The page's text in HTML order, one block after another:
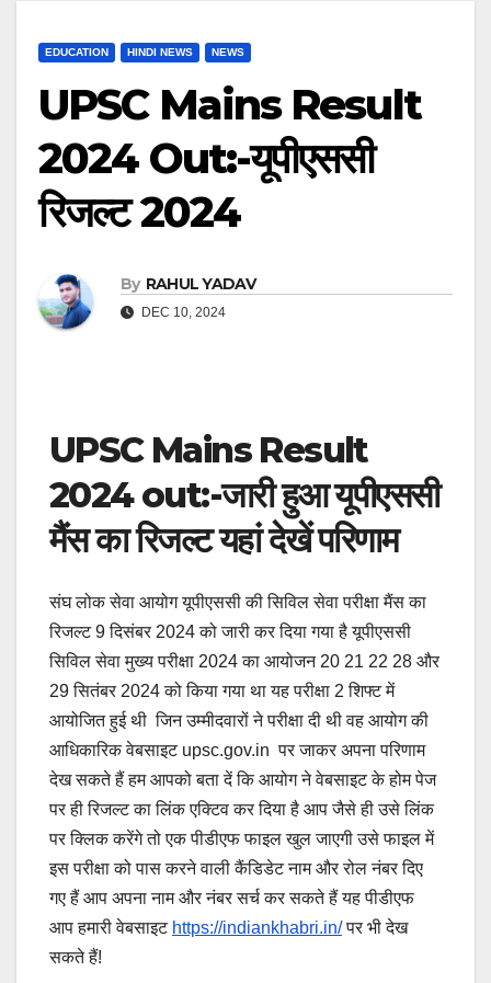
EDUCATION HINDI NEWS NEWS
UPSC Mains Result
2024 Out:-यूपीएससी
रिजल्ट 2024
By RAHUL YADAV
DEC 10, 2024
UPSC Mains Result
2024 out:-जारी हुआ यूपीएससी
मैंस का रिजल्ट यहां देखें परिणाम
संघ लोक सेवा आयोग यूपीएससी की सिविल सेवा परीक्षा मैंस का
रिजल्ट 9 दिसंबर 2024 को जारी कर दिया गया है यूपीएससी
सिविल सेवा मुख्य परीक्षा 2024 का आयोजन 20 21 22 28 और
29 सितंबर 2024 को किया गया था यह परीक्षा 2 शिफ्ट में
आयोजित हुई थी जिन उम्मीदवारों ने परीक्षा दी थी वह आयोग की
आधिकारिक वेबसाइट upsc.gov.in पर जाकर अपना परिणाम
देख सकते हैं हम आपको बता दें कि आयोग ने वेबसाइट के होम पेज
पर ही रिजल्ट का लिंक एक्टिव कर दिया है आप जैसे ही उसे लिंक
पर क्लिक करेंगे तो एक पीडीएफ फाइल खुल जाएगी उसे फाइल में
इस परीक्षा को पास करने वाली कैंडिडेट नाम और रोल नंबर दिए
गए हैं आप अपना नाम और नंबर सर्च कर सकते हैं यह पीडीएफ
आप हमारी वेबसाइट https://indiankhabri.in/पर भी देख
सकते हैं!